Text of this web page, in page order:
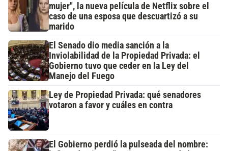
mujer", la nueva película de Netflix sobre el
caso de una esposa que descuartizó a su
marido
El Senado dio media sanción a la
Inviolabilidad de la Propiedad Privada: el
Gobierno tuvo que ceder en la Ley del
Manejo del Fuego
Ley de Propiedad Privada: qué senadores
votaron a favor y cuáles en contra
El Gobierno perdió la pulseada del nombre: